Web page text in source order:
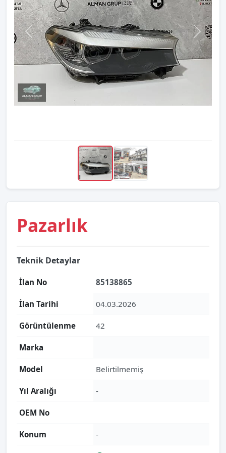
Pazarlık
Teknik Detaylar
İlan No 85138865
İlan Tarihi 04.03.2026
Görüntülenme 42
Marka
Model Belirtilmemiş
Yıl Aralığı -
OEM No
Konum -